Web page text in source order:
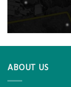
ABOUT US